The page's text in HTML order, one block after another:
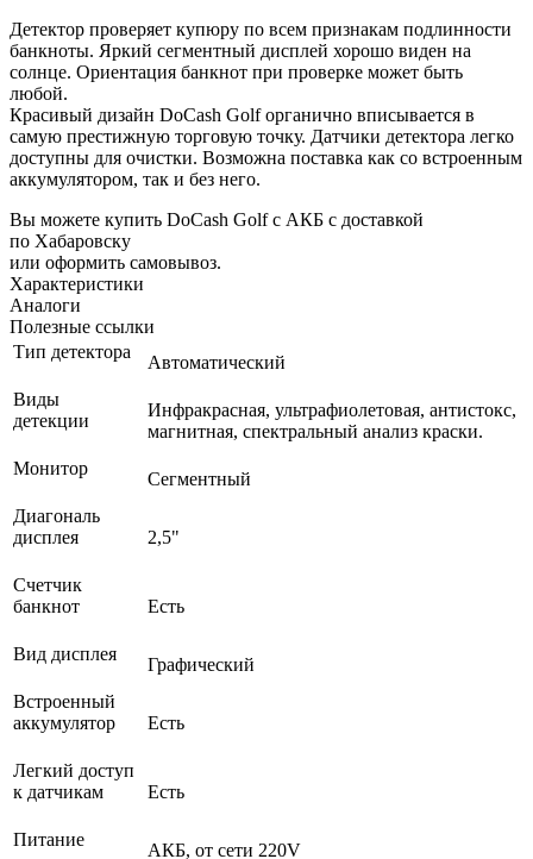
Детектор проверяет купюру по всем признакам подлинности
банкноты. Яркий сегментный дисплей хорошо виден на
солнце. Ориентация банкнот при проверке может быть
любой.
Красивый дизайн DoCash Golf органично вписывается в
самую престижную торговую точку. Датчики детектора легко
доступны для очистки. Возможна поставка как со встроенным
аккумулятором, так и без него.
Вы можете купить DoCash Golf с АКБ с доставкой
по Хабаровску
или оформить самовывоз.
Характеристики
Аналоги
Полезные ссылки
Тип детектора
Автоматический
Виды
детекции
Инфракрасная, ультрафиолетовая, антистокс,
магнитная, спектральный анализ краски.
Монитор
Сегментный
Диагональ
дисплея
2,5"
Счетчик
банкнот
Есть
Вид дисплея
Графический
Встроенный
аккумулятор
Есть
Легкий доступ
к датчикам
Есть
Питание
АКБ, от сети 220V